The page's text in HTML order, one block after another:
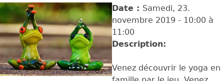
Date : Samedi, 23.
novembre 2019 - 10:00 à
11:00
Description:
Venez découvrir le yoga en